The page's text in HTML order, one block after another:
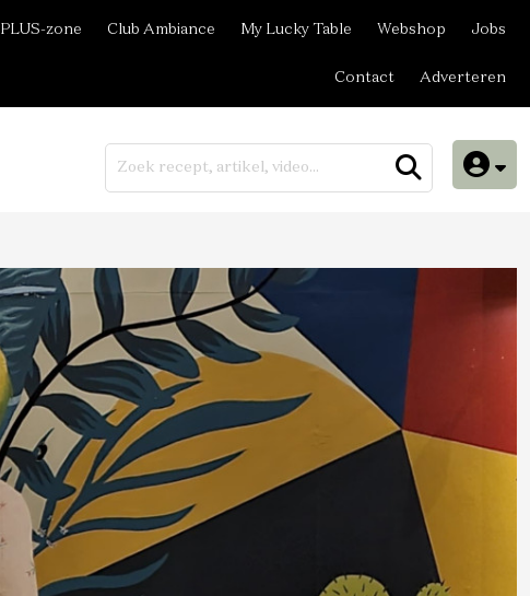
PLUS-zone Club Ambiance My Lucky Table Webshop Jobs
Contact Adverteren